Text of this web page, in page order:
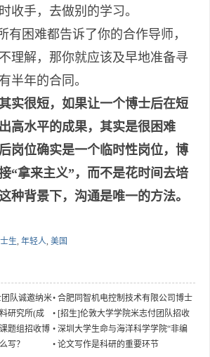
收手，去做别的学习。
困难都告诉了你的合作导师，
理解，那你就应该及早地准备寻
半年的合同。
实很短，如果让一个博士后在短
高水平的成果，其实是很困难
岗位确实是一个临时性岗位，博
“拿来主义”，而不是花时间去培
种背景下，沟通是唯一的方法。
生, 年轻人, 美国
队诚邀纳米• 合肥同智机电控制技术有限公司博士
后研究员招聘简章
研究所(成
实习生、博
• [招生]伦敦大学学院米志付团队招收
博士生
题组招收博 • 深圳大学生命与海洋科学学院“非编
码RNA与肺血管病”课题组博士后招聘
写？ • 论文写作是科研的重要环节